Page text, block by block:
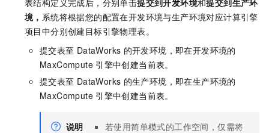
境， 系统将根据您的配置在开发环境与生产环境对应计算引擎
项目中分别创建目标引擎物理表。
提交表至 DataWorks 的开发环境，即在开发环境的
MaxCompute 引擎中创建当前表。
提交表至 DataWorks 的生产环境，即在生产环境的
MaxCompute 引擎中创建当前表。
说明
若使用简单模式的工作空间，仅需将